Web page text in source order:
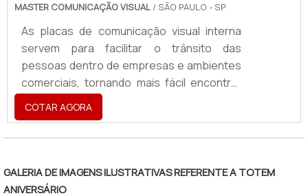
MASTER COMUNICAÇÃO VISUAL / SÃO PAULO - SP
As placas de comunicação visual interna
servem para facilitar o trânsito das
pessoas dentro de empresas e ambientes
comerciais, tornando mais fácil encontrar
lugares específicos e se localizar. Uma boa
comunicação visual interna é essencial
para facilitar o deslocamento e a
Produto ideal para ambientes fechados
Empresas; Espaços comerciais;
COTAR AGORA
GALERIA DE IMAGENS ILUSTRATIVAS REFERENTE A TOTEM
ANIVERSÁRIO